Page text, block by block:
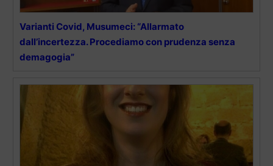
Varianti Covid, Musumeci: “Allarmato
dall’incertezza. Procediamo con prudenza senza
demagogia”